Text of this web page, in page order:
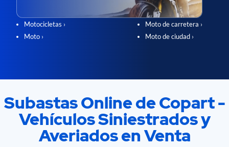
Motocicletas ›
Moto ›
Moto de carretera ›
Moto de ciudad ›
Subastas Online de Copart -
Vehículos Siniestrados y
Averiados en Venta